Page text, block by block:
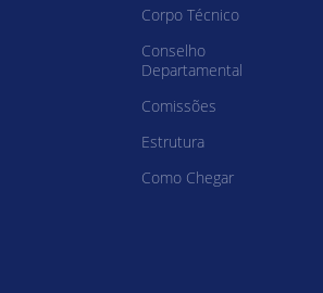
Corpo Técnico
Conselho
Departamental
Comissões
Estrutura
Como Chegar